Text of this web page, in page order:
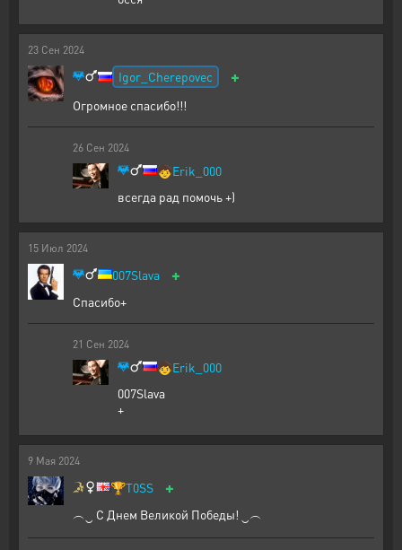
23 Сен 2024
Igor_Cherepovec +
Огромное спасибо!!!
26 Сен 2024
🧒Erik_000
всегда рад помочь +)
15 Июл 2024
007Slava +
Спасибо+
21 Сен 2024
🧒Erik_000
007Slava
+
9 Мая 2024
🏆T0SS +
︵‿ С Днем Великой Победы! ‿︵